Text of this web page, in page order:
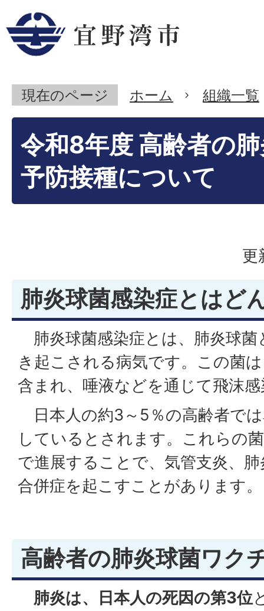
現在のページ ホーム 組織一覧
令和8年度 高齢者の
予防接種について
更
肺炎球菌感染症とはど
肺炎球菌感染症とは、肺炎球
き起こされる病気です。この菌
含まれ、唾液などを通じて飛沫
日本人の約3～5％の高齢者で
しているとされます。これらの
で進展することで、気管支炎、
合併症を起こすことがあります。
高齢者の肺炎球菌ワク
肺炎は、日本人の死因の第3位